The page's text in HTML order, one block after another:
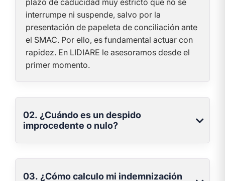
interrumpe ni suspende, salvo por la
presentación de papeleta de conciliación ante
el SMAC. Por ello, es fundamental actuar con
rapidez. En LIDIARE le asesoramos desde el
primer momento.
02. ¿Cuándo es un despido
improcedente o nulo?
03. ¿Cómo calculo mi indemnización